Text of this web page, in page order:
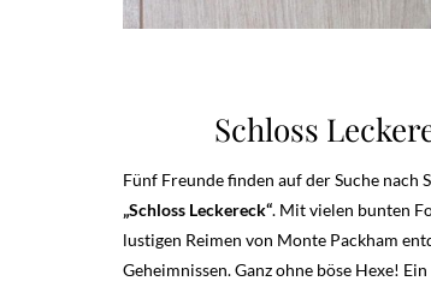
Schloss
Fünf Freunde finden auf der Suche
„Schloss Leckereck“. Mit vielen bunten
lustigen Reimen von Monte Packham
Geheimnissen. Ganz ohne böse Hexe!